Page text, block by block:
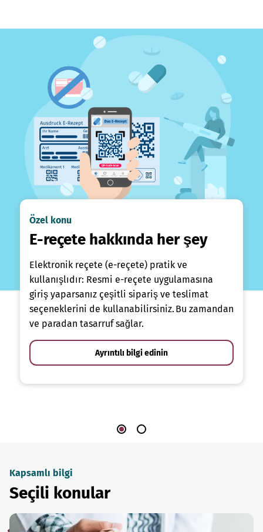
Özel konu
E-reçete hakkında her şey
Elektronik reçete (e-reçete) pratik ve
kullanışlıdır: Resmi e-reçete uygulamasına
giriş yaparsanız çeşitli sipariş ve teslimat
seçeneklerini de kullanabilirsiniz. Bu zamandan
ve paradan tasarruf sağlar.
Ayrıntılı bilgi edinin
Kapsamlı bilgi
Seçili konular